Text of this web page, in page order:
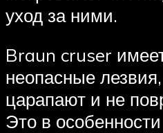
уход за ними.
Braun cruser
неопасные
царапают и не
Это в